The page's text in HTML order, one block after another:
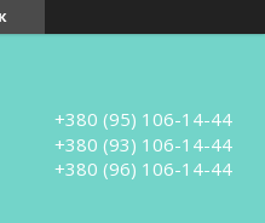
+380 (95) 106-14-44
+380 (93) 106-14-44
+380 (96) 106-14-44